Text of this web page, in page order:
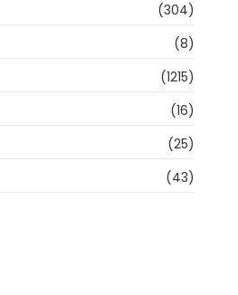
(304)
(8)
(1215)
(16)
(25)
(43)